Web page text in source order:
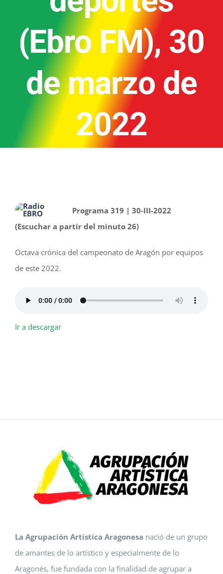
(Ebro FM), 30
de marzo de
2022
Programa 319 | 30-III-2022
(Escuchar a partir del minuto 26)
Octava crónica del campeonato de Aragón por equipos
de este 2022.
Ir a descargar
La Agrupación Artística Aragonesa nació de un grupo
de amantes de lo artístico y especialmente de lo
Aragonés, fue fundada con la finalidad de agrupar a